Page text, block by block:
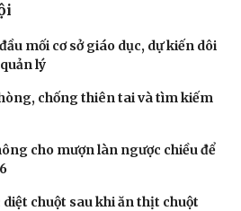
mối cơ sở giáo dục, dự kiến dôi
lý
chống thiên tai và tìm kiếm
cho mượn làn ngược chiều để
chuột sau khi ăn thịt chuột